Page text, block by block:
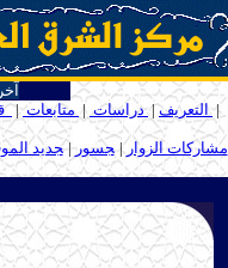
آخر
| التعريف|دراسات | متابعات |
مشاركات الزوار| ـجسور | ـجديد